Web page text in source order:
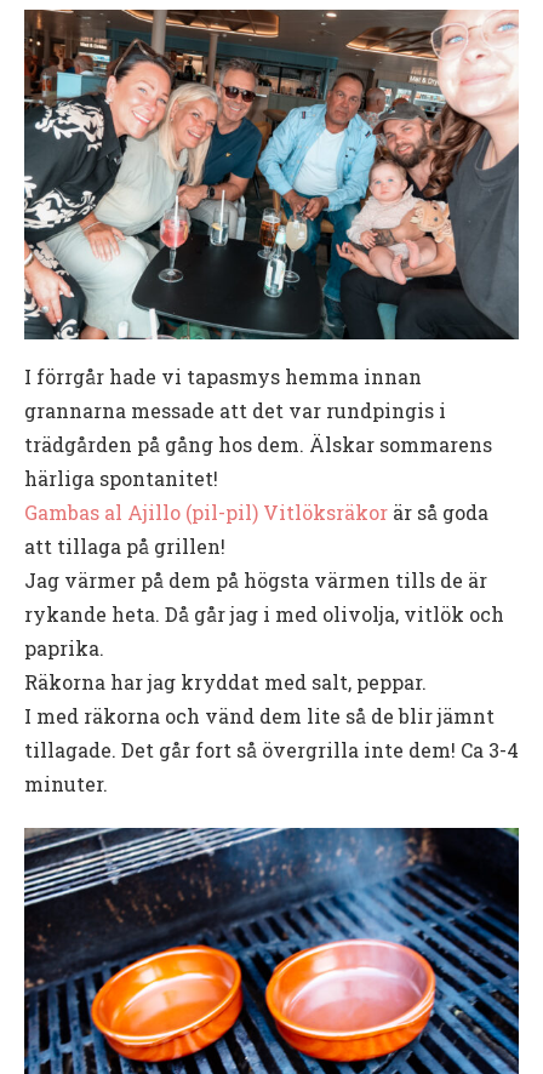
I förrgår hade vi tapasmys hemma innan
grannarna messade att det var rundpingis i
trädgården på gång hos dem. Älskar sommarens
härliga spontanitet!
Gambas al Ajillo (pil-pil) Vitlöksräkor är så goda
att tillaga på grillen!
Jag värmer på dem på högsta värmen tills de är
rykande heta. Då går jag i med olivolja, vitlök och
paprika.
Räkorna har jag kryddat med salt, peppar.
I med räkorna och vänd dem lite så de blir jämnt
tillagade. Det går fort så övergrilla inte dem! Ca 3-4
minuter.